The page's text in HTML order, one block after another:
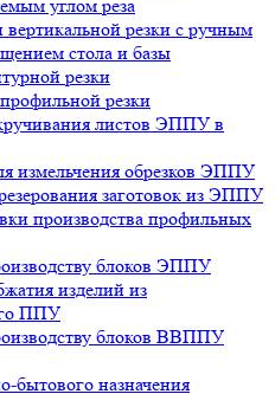
углом реза
вертикальной резки с ручным
стола и базы
резки
резки
листов ЭППУ в
измельчения обрезков ЭППУ
заготовок из ЭППУ
производства профильных
блоков ЭППУ
изделий из
ППУ
блоков ВВППУ
бытового назначения